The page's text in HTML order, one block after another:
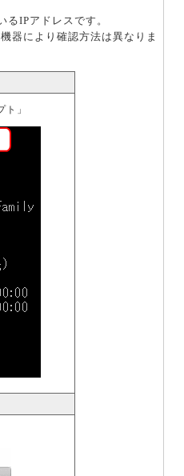
IPアドレスです。
器により確認方法は異なりま
」